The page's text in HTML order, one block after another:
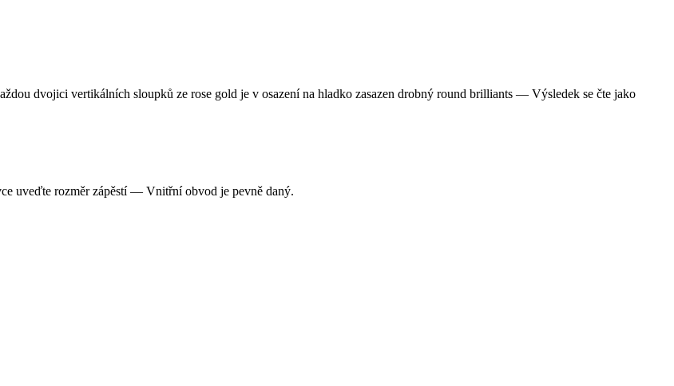
dvojici vertikálních sloupků ze rose gold je v osazení na hladko zasazen drobný round brilliants — Výsledek se čte jako
uveďte rozměr zápěstí — Vnitřní obvod je pevně daný.